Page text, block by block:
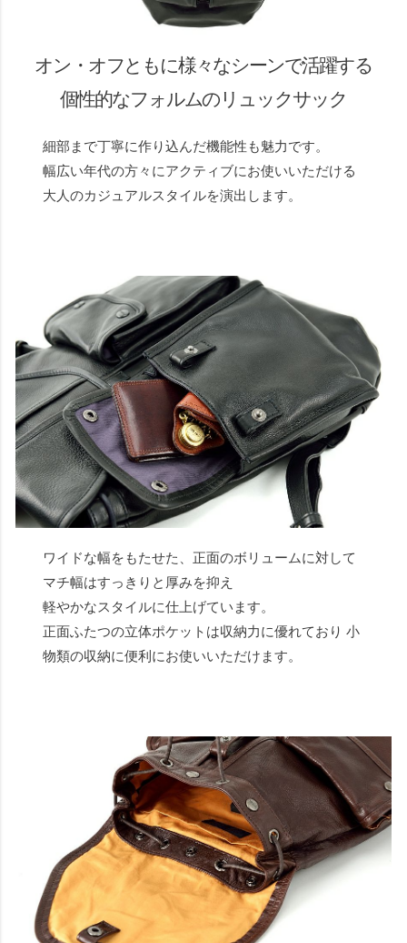
オン・オフともに様々なシーンで活躍する
個性的なフォルムのリュックサック
細部まで丁寧に作り込んだ機能性も魅力です。
幅広い年代の方々にアクティブにお使いいただける
大人のカジュアルスタイルを演出します。
ワイドな幅をもたせた、正面のボリュームに対して
マチ幅はすっきりと厚みを抑え
軽やかなスタイルに仕上げています。
正面ふたつの立体ポケットは収納力に優れており 小
物類の収納に便利にお使いいただけます。